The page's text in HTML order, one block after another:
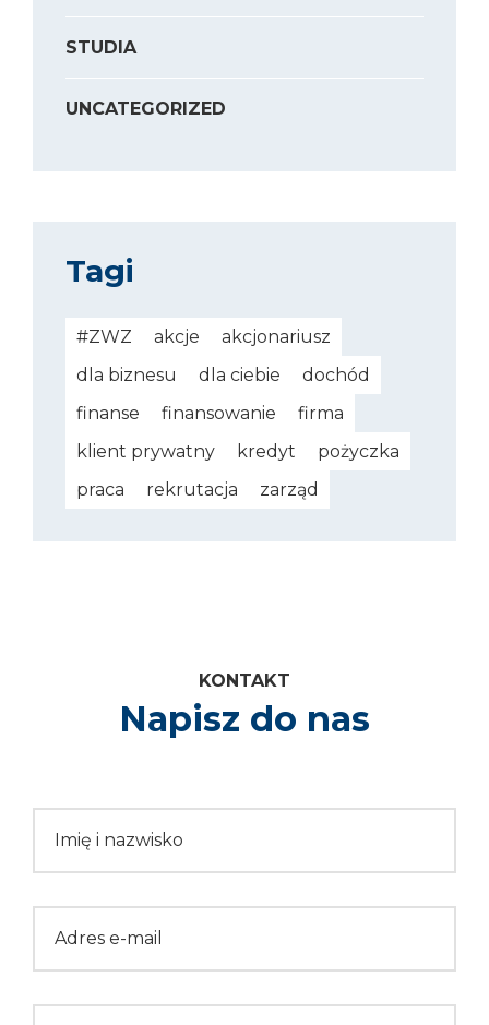
STUDIA
UNCATEGORIZED
Tagi
#ZWZ akcje
akcjonariusz
dla biznesu
dla ciebie
dochód
finanse
finansowanie
firma
klient prywatny
kredyt
pożyczka
praca
rekrutacja zarząd
Kontakt
Napisz do nas
Imię i nazwisko
Adres e-mail